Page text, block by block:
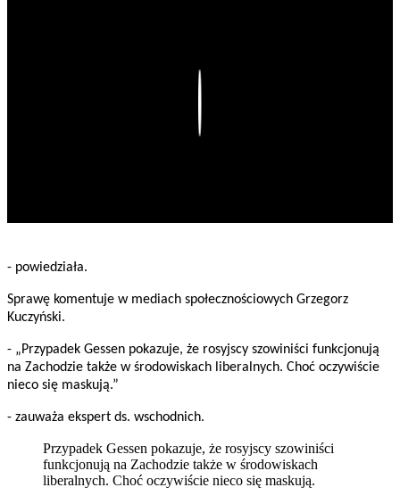
- powiedziała.
Sprawę komentuje w mediach społecznościowych Grzegorz
Kuczyński.
- „Przypadek Gessen pokazuje, że rosyjscy szowiniści funkcjonują
na Zachodzie także w środowiskach liberalnych. Choć oczywiście
nieco się maskują.”
- zauważa ekspert ds. wschodnich.
Przypadek Gessen pokazuje, że rosyjscy szowiniści
funkcjonują na Zachodzie także w środowiskach
liberalnych. Choć oczywiście nieco się maskują.